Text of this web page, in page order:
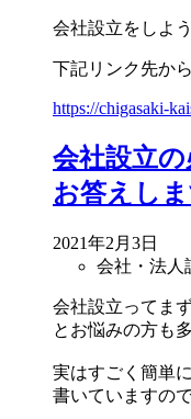
会社設立をしよ
下記リンク先か
https://chigasaki-
会社設立
お答えしま
2021年2月3日
会社・法人
会社設立ってま
とお悩みの方も
実はすごく簡単
書いていますの